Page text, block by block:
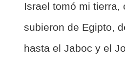
Israel tomó mi tierra,
subieron de Egipto,
hasta el Jaboc y el